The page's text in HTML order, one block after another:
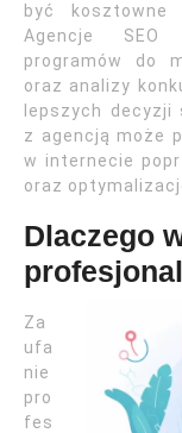
być kosztowne
Agencje SEO
programów do
oraz analizy
lepszych decyzji
z agencją może
w internecie
oraz
Dlaczego
Za
ufa
nie
pro
fes